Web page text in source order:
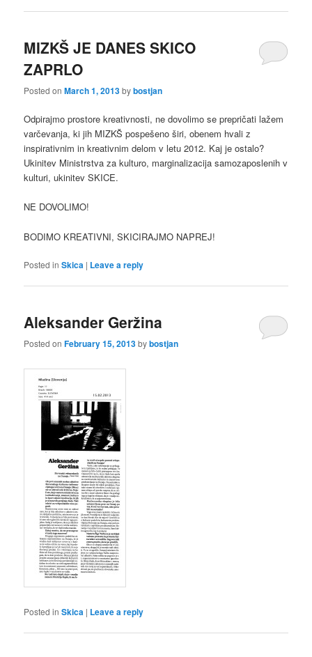
MIZKŠ JE DANES SKICO
ZAPRLO
Posted onMarch 1, 2013bybostjan
Odpirajmo prostore kreativnosti, ne dovolimo se prepričati lažem
varčevanja, ki jih MIZKŠ pospešeno širi, obenem hvali z
inspirativnim in kreativnim delom v letu 2012. Kaj je ostalo?
Ukinitev Ministrstva za kulturo, marginalizacija samozaposlenih v
kulturi, ukinitev SKICE.
NE DOVOLIMO!
BODIMO KREATIVNI, SKICIRAJMO NAPREJ!
Posted in Skica | Leave a reply
Aleksander Geržina
Posted onFebruary 15, 2013bybostjan
Posted in Skica | Leave a reply